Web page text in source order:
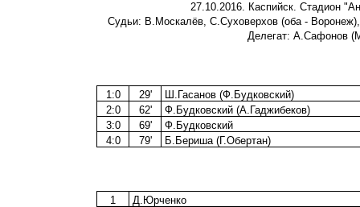
27.10.2016. Каспийск. Стадион
Судьи: В.Москалёв, С.Суховерхов (оба -
Делегат: А.Сафонов
1:0 29'
Ш.Гасанов (Ф.Будковский)
2:0
62'
Ф.Будковский (А.Гаджибеков)
3:0
69'
Ф.Будковский
4:0
79' Б.Бериша (Г.Обертан)
1
Д.Юрченко